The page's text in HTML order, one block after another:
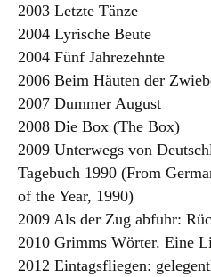
2003 Letzte Tänze
2004 Lyrische Beute
2004 Fünf Jahrezehnte
2006 Beim Häuten der
2007 Dummer August
2008 Die Box (The Box)
2009 Unterwegs von
Tagebuch 1990 (From
of the Year, 1990)
2009 Als der Zug abfuhr:
2010 Grimms Wörter. Eine
2012 Eintagsfliegen: